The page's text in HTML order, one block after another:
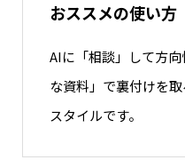
おススメの使い方
AIに「相談」して方
な資料」で裏付けを
スタイルです。